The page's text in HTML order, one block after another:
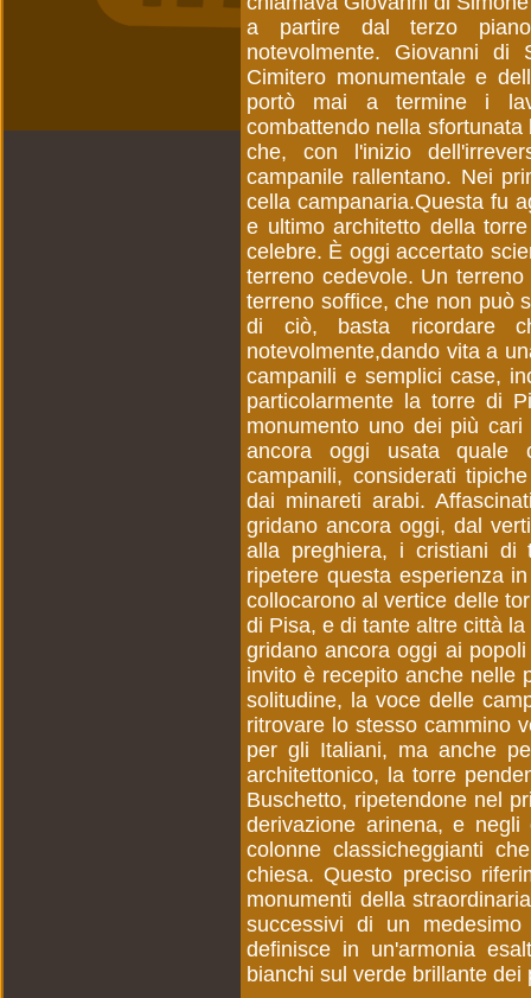
a partire dal terzo
notevolmente. Giovanni
Cimitero monumentale e
portò mai a termine i
combattendo nella
che, con l'inizio
campanile rallentano. Nei
cella campanaria.Questa fu
e ultimo architetto della
celebre. È oggi accertato
terreno cedevole. Un
terreno soffice, che non può
di ciò, basta ricordare
notevolmente,dando vita a
campanili e semplici case,
particolarmente la torre di
monumento uno dei più
ancora oggi usata quale
campanili, considerati
dai minareti arabi.
gridano ancora oggi, dal
alla preghiera, i cristiani di
ripetere questa esperienza
collocarono al vertice delle
di Pisa, e di tante altre città
gridano ancora oggi ai
invito è recepito anche nelle
solitudine, la voce delle
ritrovare lo stesso cammino
per gli Italiani, ma anche
architettonico, la torre
Buschetto, ripetendone nel
derivazione arinena, e
colonne classicheggianti
chiesa. Questo preciso
monumenti della
successivi di un
definisce in un'armonia
bianchi sul verde brillante dei